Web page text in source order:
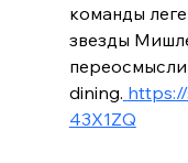
команды
звезды
dining.
43X1ZQ